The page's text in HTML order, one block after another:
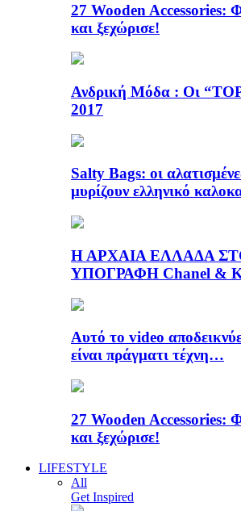
27 Wooden Accessories:
και ξεχώρισε!
Ανδρική Μόδα : Οι
2017
Salty Bags: οι
μυρίζουν ελληνικό
Η ΑΡΧΑΙΑ ΕΛΛΑΔΑ
ΥΠΟΓΡΑΦΗ Chanel &
Αυτό το video
είναι πράγματι τέχνη…
27 Wooden Accessories:
και ξεχώρισε!
LIFESTYLE
All
Get Inspired